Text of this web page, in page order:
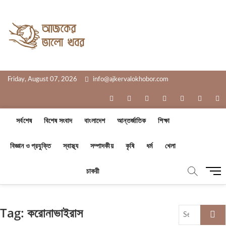
content
Friday, August 07, 2026 info@ajkervalokhobor.com
facebooktwitterpinterestdribbbleinstagramflickr
সর্বশেষ বিশেষ সংবাদ বাংলাদেশ আন্তর্জাতিক শিক্ষা
বিজ্ঞান ও প্রযুক্তি স্বাস্থ্য সম্পাদকীয় কৃষি ধর্ম খেলা
চাকরী
M
u
Tag: করোনাভাইরাস
Search